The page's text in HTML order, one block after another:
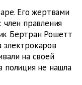
Его жертвами
правления
Бертран Рошетт
электрокаров
на своей
полиция не нашла